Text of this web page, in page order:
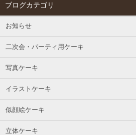
ブログカテゴリ
お知らせ
二次会・パーティ用ケーキ
写真ケーキ
イラストケーキ
似顔絵ケーキ
立体ケーキ